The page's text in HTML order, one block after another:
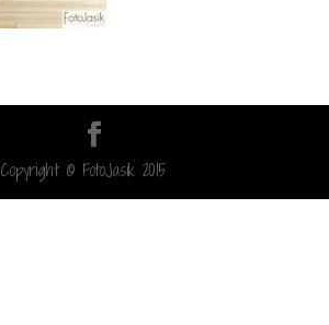
Copyright © FotoJasik 2015